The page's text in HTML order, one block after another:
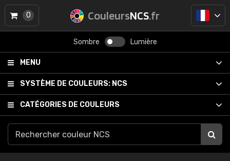
CouleursNCS.fr
Sombre Lumière
MENU
SYSTÈME DE COULEURS: NCS
CATÉGORIES DE COULEURS
0